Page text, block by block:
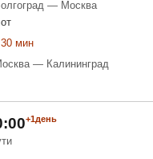
— Москва
мин
— Калининград
+1день